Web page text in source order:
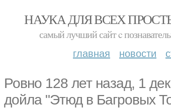
НАУКА ДЛЯ ВСЕХ
самый лучший сайт c
главная новости
Ровно 128 лет назад, 1
дойла "Этюд в Багровых